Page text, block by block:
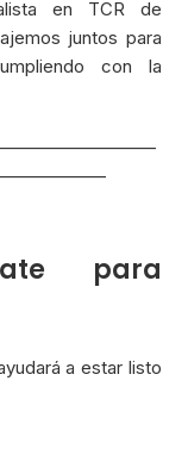
en TCR de
juntos para
con la
para
a estar listo